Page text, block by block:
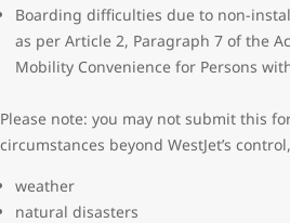
Boarding difficulties due to non-
as per Article 2, Paragraph 7 of the
Mobility Convenience for Persons
Please note: you may not submit this
circumstances beyond WestJet’s
weather
natural disasters